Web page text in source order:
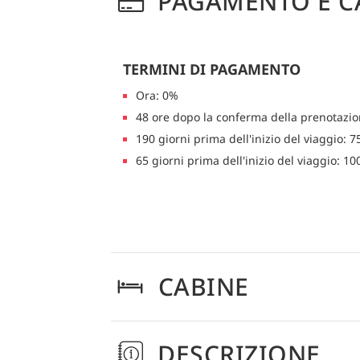
TERMINI DI PAGAMENTO
Ora: 0%
48 ore dopo la conferma della
190 giorni prima dell'inizio del viaggio:
65 giorni prima dell'inizio del viaggio:
CABINE